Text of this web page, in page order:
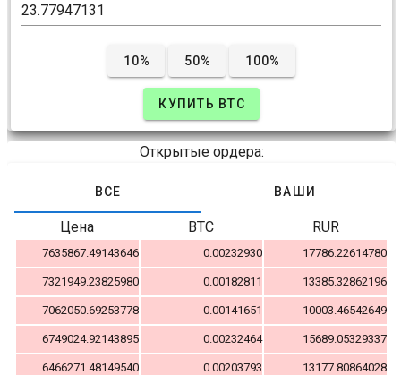
10% 50% 100%
КУПИТЬ BTC
Открытые ордера:
ВСЕ ВАШИ
Цена BTC RUR
7635867.49143646 0.00232930 17786.22614780
7321949.23825980 0.00182811 13385.32862196
7062050.69253778 0.00141651 10003.46542649
6749024.92143895 0.00232464 15689.05329337
6466271.48149540 0.00203793 13177.80864028